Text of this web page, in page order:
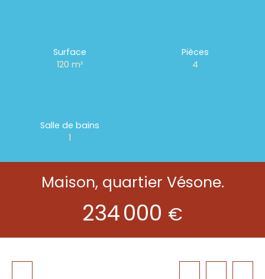
Surface
120 m²
Pièces
4
Salle de bains
1
Maison, quartier Vésone.
234 000 €